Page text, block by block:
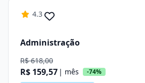
4.3
Administração
R$ 618,00
R$ 159,57 | mês -74%